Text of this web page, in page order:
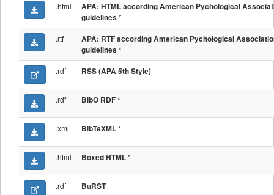
.html
APA: HTML according American Pychological
guidelines *
.rtf
APA: RTF according American Pychological
guidelines *
.rdf RSS (APA 5th Style)
.rdf BibO RDF*
.xml BibTeXML*
.html Boxed HTML*
.rdf BuRST